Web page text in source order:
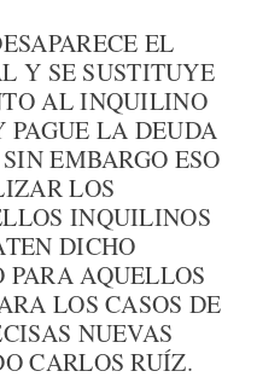
EL
Y SE SUSTITUYE
AL INQUILINO
PAGUE LA DEUDA
EMBARGO ESO
LOS
INQUILINOS
DICHO
AQUELLOS
LOS CASOS DE
NUEVAS
CARLOS RUÍZ.